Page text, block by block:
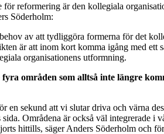
för reformering är den kollegiala
Söderholm:
av att tydliggöra formerna för det
är att inom kort komma igång med ett
organisationens utformning.
områden som alltså inte längre
en sekund att vi slutar driva och värna
Områdena är också väl integrerade i
hittills, säger Anders Söderholm och